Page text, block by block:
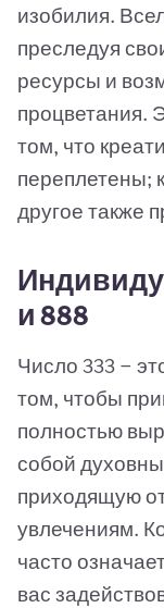
изобилия.
преследуя
ресурсы и
процветания.
том, что
переплетены;
другое также
и 888
Число 333 —
том, чтобы
полностью
собой
приходящую
увлечениям.
часто
вас